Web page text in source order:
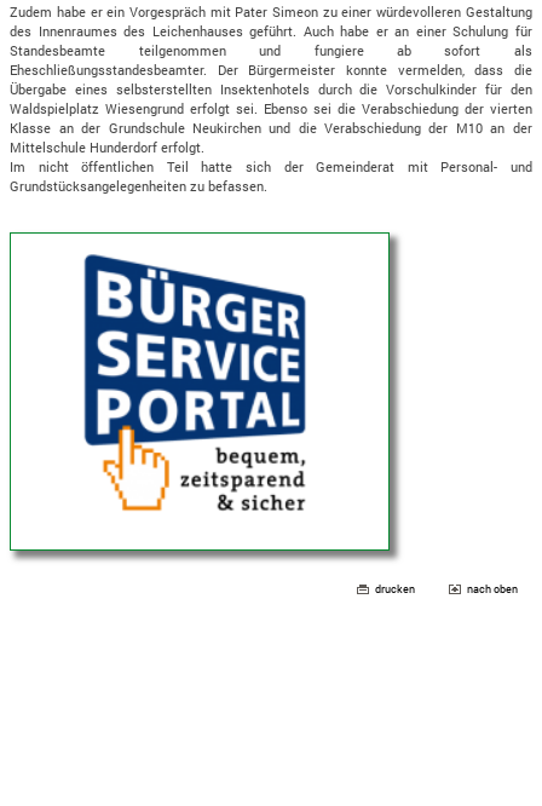
Zudem habe er ein Vorgespräch mit Pater Simeon zu einer würdevolleren Gestaltung
des Innenraumes des Leichenhauses geführt. Auch habe er an einer Schulung für
Standesbeamte teilgenommen und fungiere ab sofort als
Eheschließungsstandesbeamter. Der Bürgermeister konnte vermelden, dass die
Übergabe eines selbsterstellten Insektenhotels durch die Vorschulkinder für den
Waldspielplatz Wiesengrund erfolgt sei. Ebenso sei die Verabschiedung der vierten
Klasse an der Grundschule Neukirchen und die Verabschiedung der M10 an der
Mittelschule Hunderdorf erfolgt.
Im nicht öffentlichen Teil hatte sich der Gemeinderat mit Personal- und
Grundstücksangelegenheiten zu befassen.
drucken nach oben